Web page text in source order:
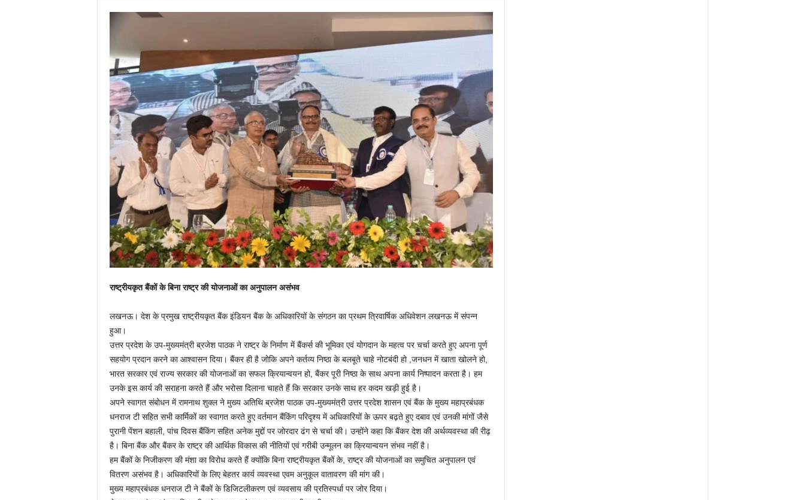
राष्ट्रीयकृत बैंकों के बिना राष्ट्र की योजनाओं का अनुपालन असंभव
लखनऊ। देश के प्रमुख राष्ट्रीयकृत बैंक इंडियन बैंक के अधिकारियों के संगठन का प्रथम त्रिवार्षिक अधिवेशन लखनऊ में संपन्न
हुआ।
उत्तर प्रदेश के उप-मुख्यमंत्री ब्रजेश पाठक ने राष्ट्र के निर्माण में बैंकर्स की भूमिका एवं योगदान के महत्व पर चर्चा करते हुए अपना पूर्ण
सहयोग प्रदान करने का आश्वासन दिया। बैंकर ही है जोकि अपने कर्तव्य निष्ठा के बलबूते चाहे नोटबंदी हो ,जनधन में खाता खोलने हो,
भारत सरकार एवं राज्य सरकार की योजनाओं का सफल क्रियान्वयन हो, बैंकर पूरी निष्ठा के साथ अपना कार्य निष्पादन करता है। हम
उनके इस कार्य की सराहना करते हैं और भरोसा दिलाना चाहते हैं कि सरकार उनके साथ हर कदम खड़ी हुई है।
अपने स्वागत संबोधन में रामनाथ शुक्ल ने मुख्य अतिथि ब्रजेश पाठक उप-मुख्यमंत्री उत्तर प्रदेश शासन एवं बैंक के मुख्य महाप्रबंधक
धनराज टी सहित सभी कार्मिकों का स्वागत करते हुए वर्तमान बैंकिंग परिदृश्य में अधिकारियों के ऊपर बढ़ते हुए दबाव एवं उनकी मांगों जैसे
पुरानी पेंशन बहाली, पांच दिवस बैंकिंग सहित अनेक मुद्दों पर जोरदार ढंग से चर्चा की। उन्होंने कहा कि बैंकर देश की अर्थव्यवस्था की रीढ़
है। बिना बैंक और बैंकर के राष्ट्र की आर्थिक विकास की नीतियों एवं गरीबी उन्मूलन का क्रियान्वयन संभव नहीं है।
हम बैंकों के निजीकरण की मंशा का विरोध करते हैं क्योंकि बिना राष्ट्रीयकृत बैंकों के, राष्ट्र की योजनाओं का समुचित अनुपालन एवं
वितरण असंभव है। अधिकारियों के लिए बेहतर कार्य व्यवस्था एवम अनुकूल वातावरण की मांग की।
मुख्य महाप्रबंधक धनराज टी ने बैंकों के डिजिटलीकरण एवं व्यवसाय की प्रतिस्पर्धा पर जोर दिया।